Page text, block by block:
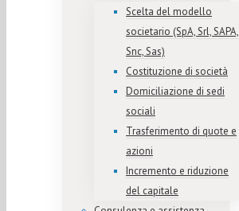
Scelta del modello
societario (SpA, Srl, SAPA,
Snc, Sas)
Costituzione di società
Domiciliazione di sedi
sociali
Trasferimento di quote e
azioni
Incremento e riduzione
del capitale